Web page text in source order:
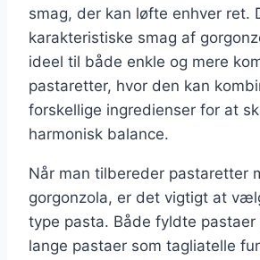
smag, der kan løfte enhver ret.
karakteristiske smag af
ideel til både enkle og mere
pastaretter, hvor den kan
forskellige ingredienser for at
harmonisk balance.
Når man tilbereder pastaretter
gorgonzola, er det vigtigt at
type pasta. Både fyldte pastaer
lange pastaer som tagliatelle